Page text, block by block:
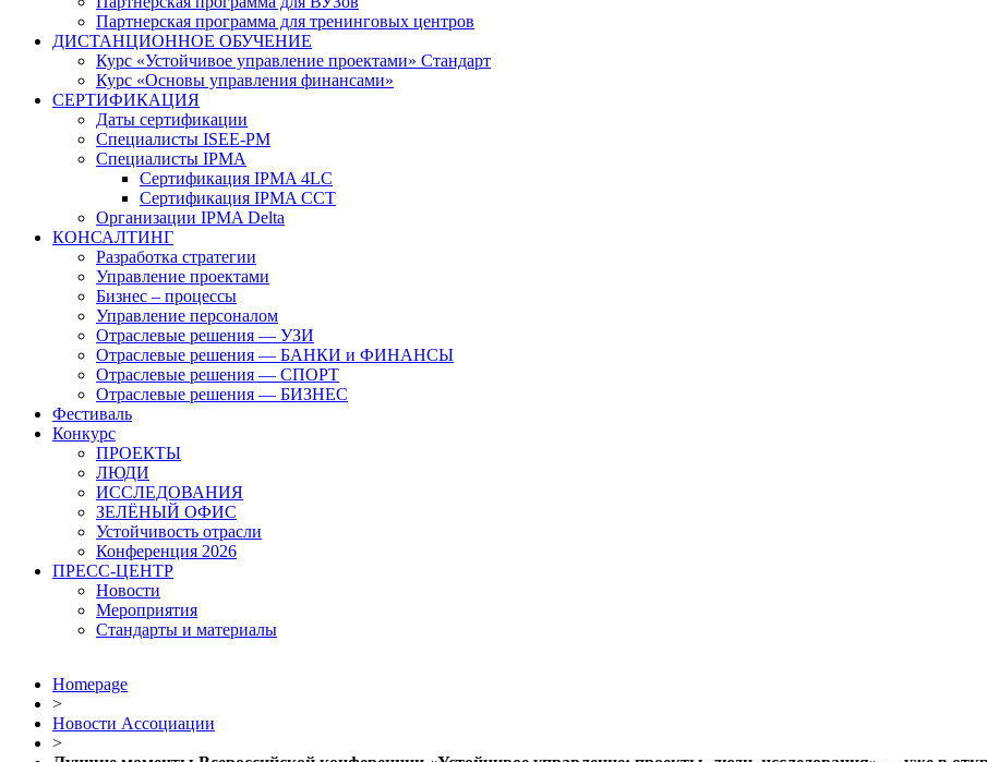
Партнерская программа для тренинговых центров
ДИСТАНЦИОННОЕ ОБУЧЕНИЕ
Курс «Устойчивое управление проектами» Стандарт
Курс «Основы управления финансами»
СЕРТИФИКАЦИЯ
Даты сертификации
Специалисты ISEE-PM
Специалисты IPMA
Сертификация IPMA 4LC
Сертификация IPMA CCT
Организации IPMA Delta
КОНСАЛТИНГ
Разработка стратегии
Управление проектами
Бизнес – процессы
Управление персоналом
Отраслевые решения — УЗИ
Отраслевые решения — БАНКИ и ФИНАНСЫ
Отраслевые решения — СПОРТ
Отраслевые решения — БИЗНЕС
Фестиваль
Конкурс
ПРОЕКТЫ
ЛЮДИ
ИССЛЕДОВАНИЯ
ЗЕЛЁНЫЙ ОФИС
Устойчивость отрасли
Конференция 2026
ПРЕСС-ЦЕНТР
Новости
Мероприятия
Стандарты и материалы
Homepage
>
Новости Ассоциации
>